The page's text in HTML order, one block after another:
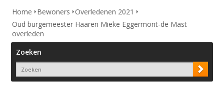
Home
Bewoners
Overledenen 2021
Oud burgemeester Haaren Mieke Eggermont-de Mast
overleden
Zoeken